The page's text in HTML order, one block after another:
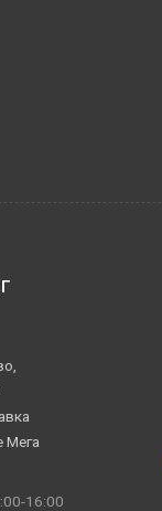
Мега
16:00